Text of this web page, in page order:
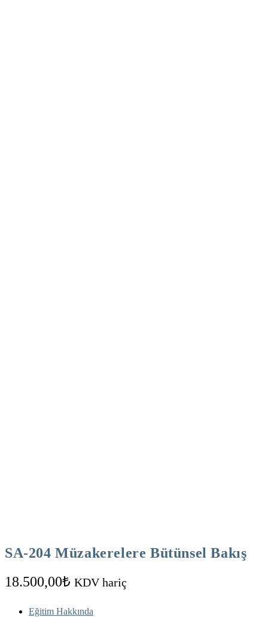
SA-204 Müzakerelere Bütünsel Bakış
18.500,00₺ KDV hariç
Eğitim Hakkında